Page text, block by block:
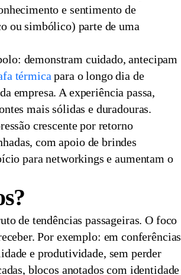
e sentimento de
ou simbólico) parte de uma
demonstram cuidado, antecipam
térmica para o longo dia de
empresa. A experiência passa,
mais sólidas e duradouras.
crescente por retorno
com apoio de brindes
para networkings e aumentam o
de tendências passageiras. O foco
Por exemplo: em conferências
e produtividade, sem perder
blocos anotados com identidade